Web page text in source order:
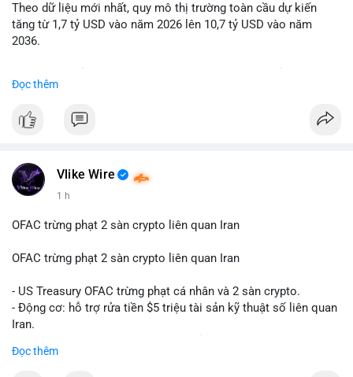
Lời khuyên: Nhà đầu tư nhỏ lẻ nên quan sát thêm 2-4 giờ sau
khi giao dịch được xác nhận, tránh hành động theo cảm xúc.
ưu tiên quản trị rủi ro trong giai đoạn biến động mạnh.
#btcmempool65k
Theo dữ liệu mới nhất, quy mô thị trường toàn cầu dự kiến
tăng từ 1,7 tỷ USD vào năm 2026 lên 10,7 tỷ USD vào năm
2036.
hàng năm (CAGR) ấn tượng lên tới 20,2%.
Điều gì đang thúc đẩy sự tăng trưởng vượt bậc này? Hãy cùng
Đọc thêm
Vlike Wire
1 h
OFAC trừng phạt 2 sàn crypto liên quan Iran
OFAC trừng phạt 2 sàn crypto liên quan Iran
- US Treasury OFAC trừng phạt cá nhân và 2 sàn crypto.
- Động cơ: hỗ trợ rửa tiền $5 triệu tài sản kỹ thuật số liên quan
Iran.
- Tác động: rủi ro cho thị trường crypto, tăng áp lực pháp lý.
Đọc thêm